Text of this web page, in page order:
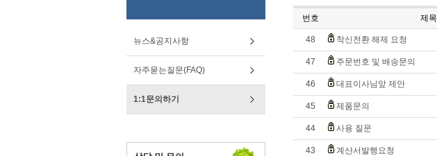
뉴스&공지사항
자주묻는질문(FAQ)
1:1문의하기
번호 제목
48 착신전환 해제 요청
47 주문번호 및 배송문의
46 대표이사님앞 제안
45 제품문의
44 사용 질문
43 계산서발행요청